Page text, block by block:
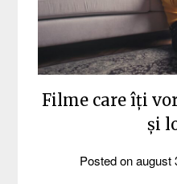
Filme care îți
și
Posted onaugust